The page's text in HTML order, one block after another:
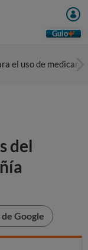
Guio
el uso de
del
Google